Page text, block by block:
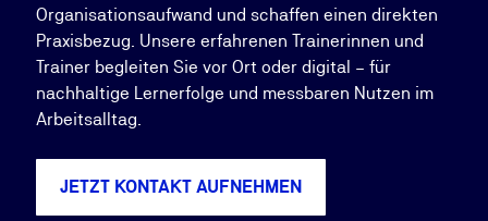
Organisationsaufwand und schaffen einen direkten
Praxisbezug. Unsere erfahrenen Trainerinnen und
Trainer begleiten Sie vor Ort oder digital – für
nachhaltige Lernerfolge und messbaren Nutzen im
Arbeitsalltag.
JETZT KONTAKT AUFNEHMEN